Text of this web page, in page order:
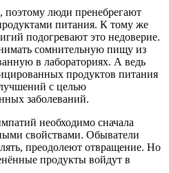
поэтому люди пренебрегают
питания. К тому же
подогревают это недоверие.
сомнительную пищу из
в лабораториях. А ведь
продуктов питания
с целью
заболеваний.
необходимо сначала
свойствами. Обыватели
преодолеют отвращение. Но
продукты войдут в